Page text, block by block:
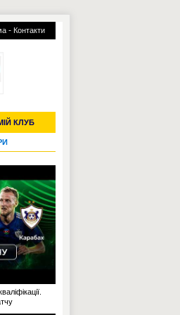
- Контакти
КЛУБ